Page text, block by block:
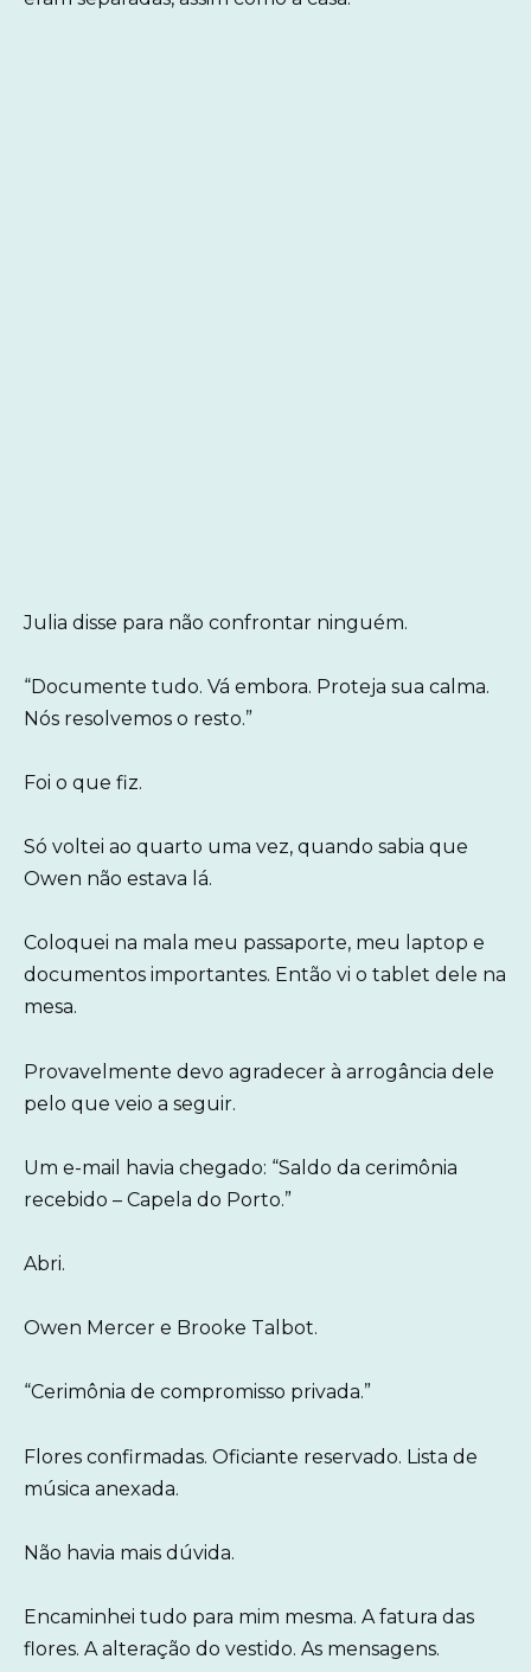
Julia disse para não confrontar ninguém.
“Documente tudo. Vá embora. Proteja sua calma.
Nós resolvemos o resto.”
Foi o que fiz.
Só voltei ao quarto uma vez, quando sabia que
Owen não estava lá.
Coloquei na mala meu passaporte, meu laptop e
documentos importantes. Então vi o tablet dele na
mesa.
Provavelmente devo agradecer à arrogância dele
pelo que veio a seguir.
Um e-mail havia chegado: “Saldo da cerimônia
recebido – Capela do Porto.”
Abri.
Owen Mercer e Brooke Talbot.
“Cerimônia de compromisso privada.”
Flores confirmadas. Oficiante reservado. Lista de
música anexada.
Não havia mais dúvida.
Encaminhei tudo para mim mesma. A fatura das
flores. A alteração do vestido. As mensagens.